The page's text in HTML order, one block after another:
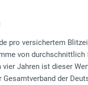
pro versichertem
von durchschnittlich
Jahren ist dieser
der